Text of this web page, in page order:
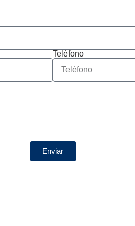
Teléfono
Enviar